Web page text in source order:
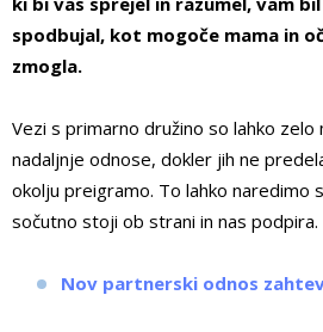
spodbujal, kot mogoče mama in
zmogla.
Vezi s primarno družino so lahko zelo
nadaljnje odnose, dokler jih ne
okolju preigramo. To lahko naredimo
sočutno stoji ob strani in nas podpira.
Nov partnerski odnos